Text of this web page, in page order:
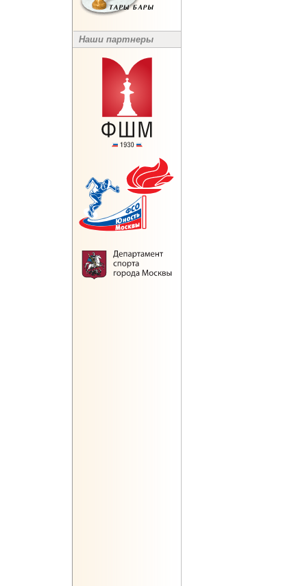
Наши партнеры